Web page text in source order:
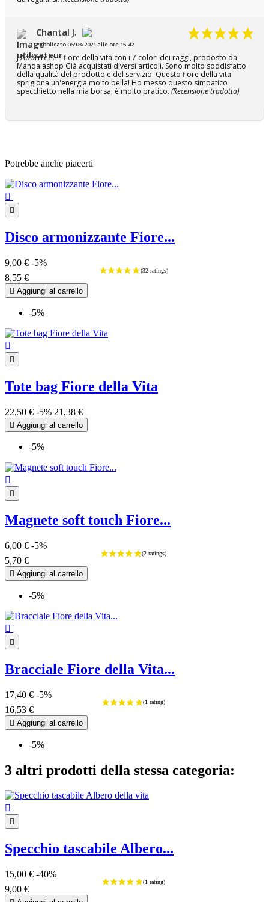
Chantal J.
Pubblicato 06/03/2021 alle ore 15:42
j Adorrreee il fiore della vita con i 7 colori dei raggi, proposto da
Mandalashop Già acquistati diversi articoli. Sono molto soddisfatto
della qualità del prodotto e del servizio. Questo fiore della vita
sprigiona un'energia molto bella! Ho messo questo simpatico
specchietto nella mia borsa; è molto pratico. (Recensione tradotta)
Potrebbe anche piacerti
 |

Disco armonizzante Fiore...
9,00 € -5%
8,55 €
 Aggiungi al carrello
-5%
 |

Tote bag Fiore della Vita
22,50 € -5% 21,38 €
 Aggiungi al carrello
-5%
 |

Magnete soft touch Fiore...
6,00 € -5%
5,70 €
 Aggiungi al carrello
-5%
 |

Bracciale Fiore della Vita...
17,40 € -5%
16,53 €
 Aggiungi al carrello
-5%
3 altri prodotti della stessa categoria:


Specchio tascabile Albero...
15,00 € -40%
9,00 €